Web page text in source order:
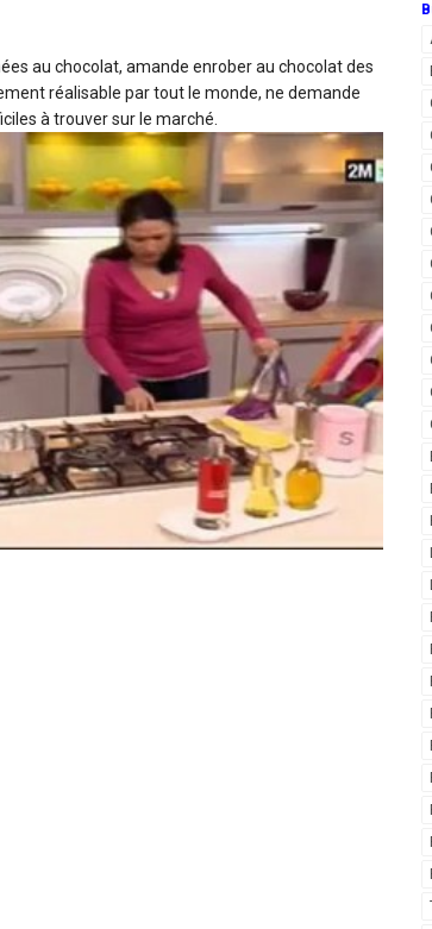
au chocolat, amande enrober au chocolat des
réalisable par tout le monde, ne demande
à trouver sur le marché.